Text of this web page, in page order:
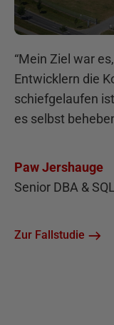
“Mein Ziel war
Entwicklern die
schiefgelaufen
es selbst
Paw Jershauge
Senior DBA &
Zur Fallstudie